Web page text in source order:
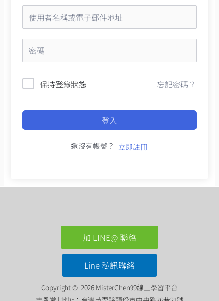
保持登錄狀態 忘記密碼？
登入
還沒有帳號？ 立即註冊
加 LINE@ 聯絡
Line 私訊聯絡
Copyright © 2026 MisterChen99線上學習平台